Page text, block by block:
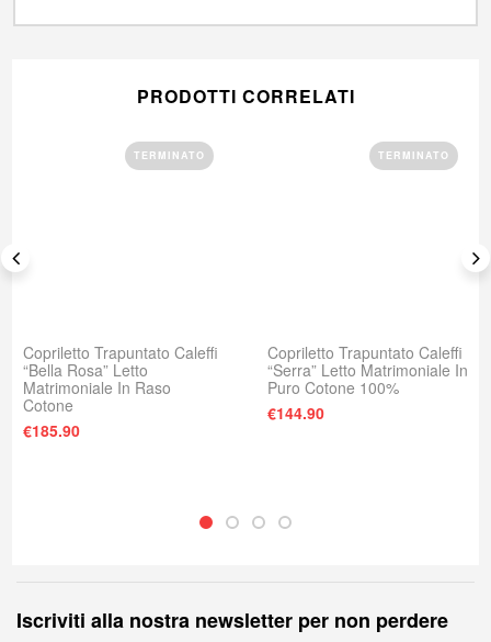
PRODOTTI CORRELATI
TERMINATO
Copriletto Trapuntato Caleffi
“Bella Rosa” Letto
Matrimoniale In Raso
Cotone
€185.90
TERMINATO
Copriletto Trapuntato Caleffi
“Serra” Letto Matrimoniale In
Puro Cotone 100%
€144.90
Iscriviti alla nostra newsletter per non perdere